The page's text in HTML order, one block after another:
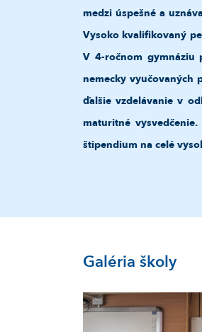
medzi úspešné a
Vysoko kvalifikovaný
V 4-ročnom gymnáziu
nemecky vyučovaných
ďalšie vzdelávanie v
maturitné
štipendium na celé
Galéria školy